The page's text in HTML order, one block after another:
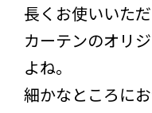
長くお使いいた
カーテンのオリ
よね。
細かなところに